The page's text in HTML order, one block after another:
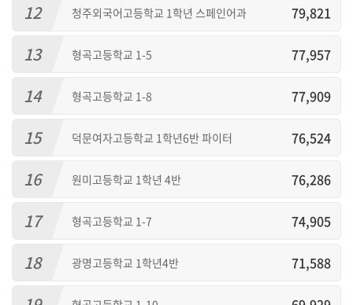
12 청주외국어고등학교 1학년 스페인어과 79,821
13 형곡고등학교 1-5 77,957
14 형곡고등학교 1-8 77,909
15 덕문여자고등학교 1학년6반 파이터 76,524
16 원미고등학교 1학년 4반 76,286
17 형곡고등학교 1-7 74,905
18 광명고등학교 1학년4반 71,588